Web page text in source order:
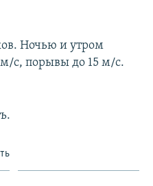
Ночью и утром
с, порывы до 15 м/с.